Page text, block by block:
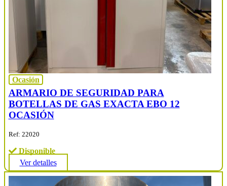
Ocasión
ARMARIO DE SEGURIDAD PARA
BOTELLAS DE GAS EXACTA EBO 12
OCASIÓN
Ref: 22020
Disponible
Ver detalles